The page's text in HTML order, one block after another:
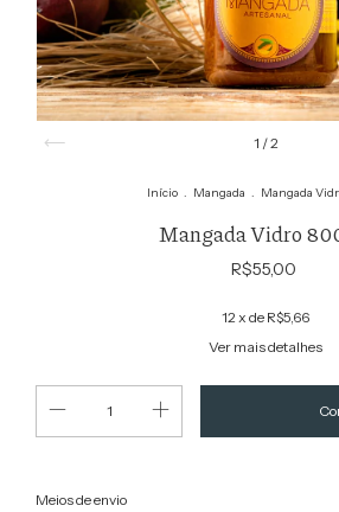
1 /2
Início . Mangada . Mangada
Mangada Vidro
R$55,00
12 x de R$5,66
Ver mais detalhes
Entregas para o CEP:
Meios de envio